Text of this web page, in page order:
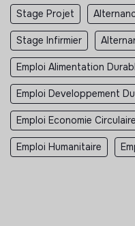
Stage Projet
Stage Infirmier
Emploi Alimentation
Emploi Developpement
Emploi Economie Circulaire
Emploi Humanitaire